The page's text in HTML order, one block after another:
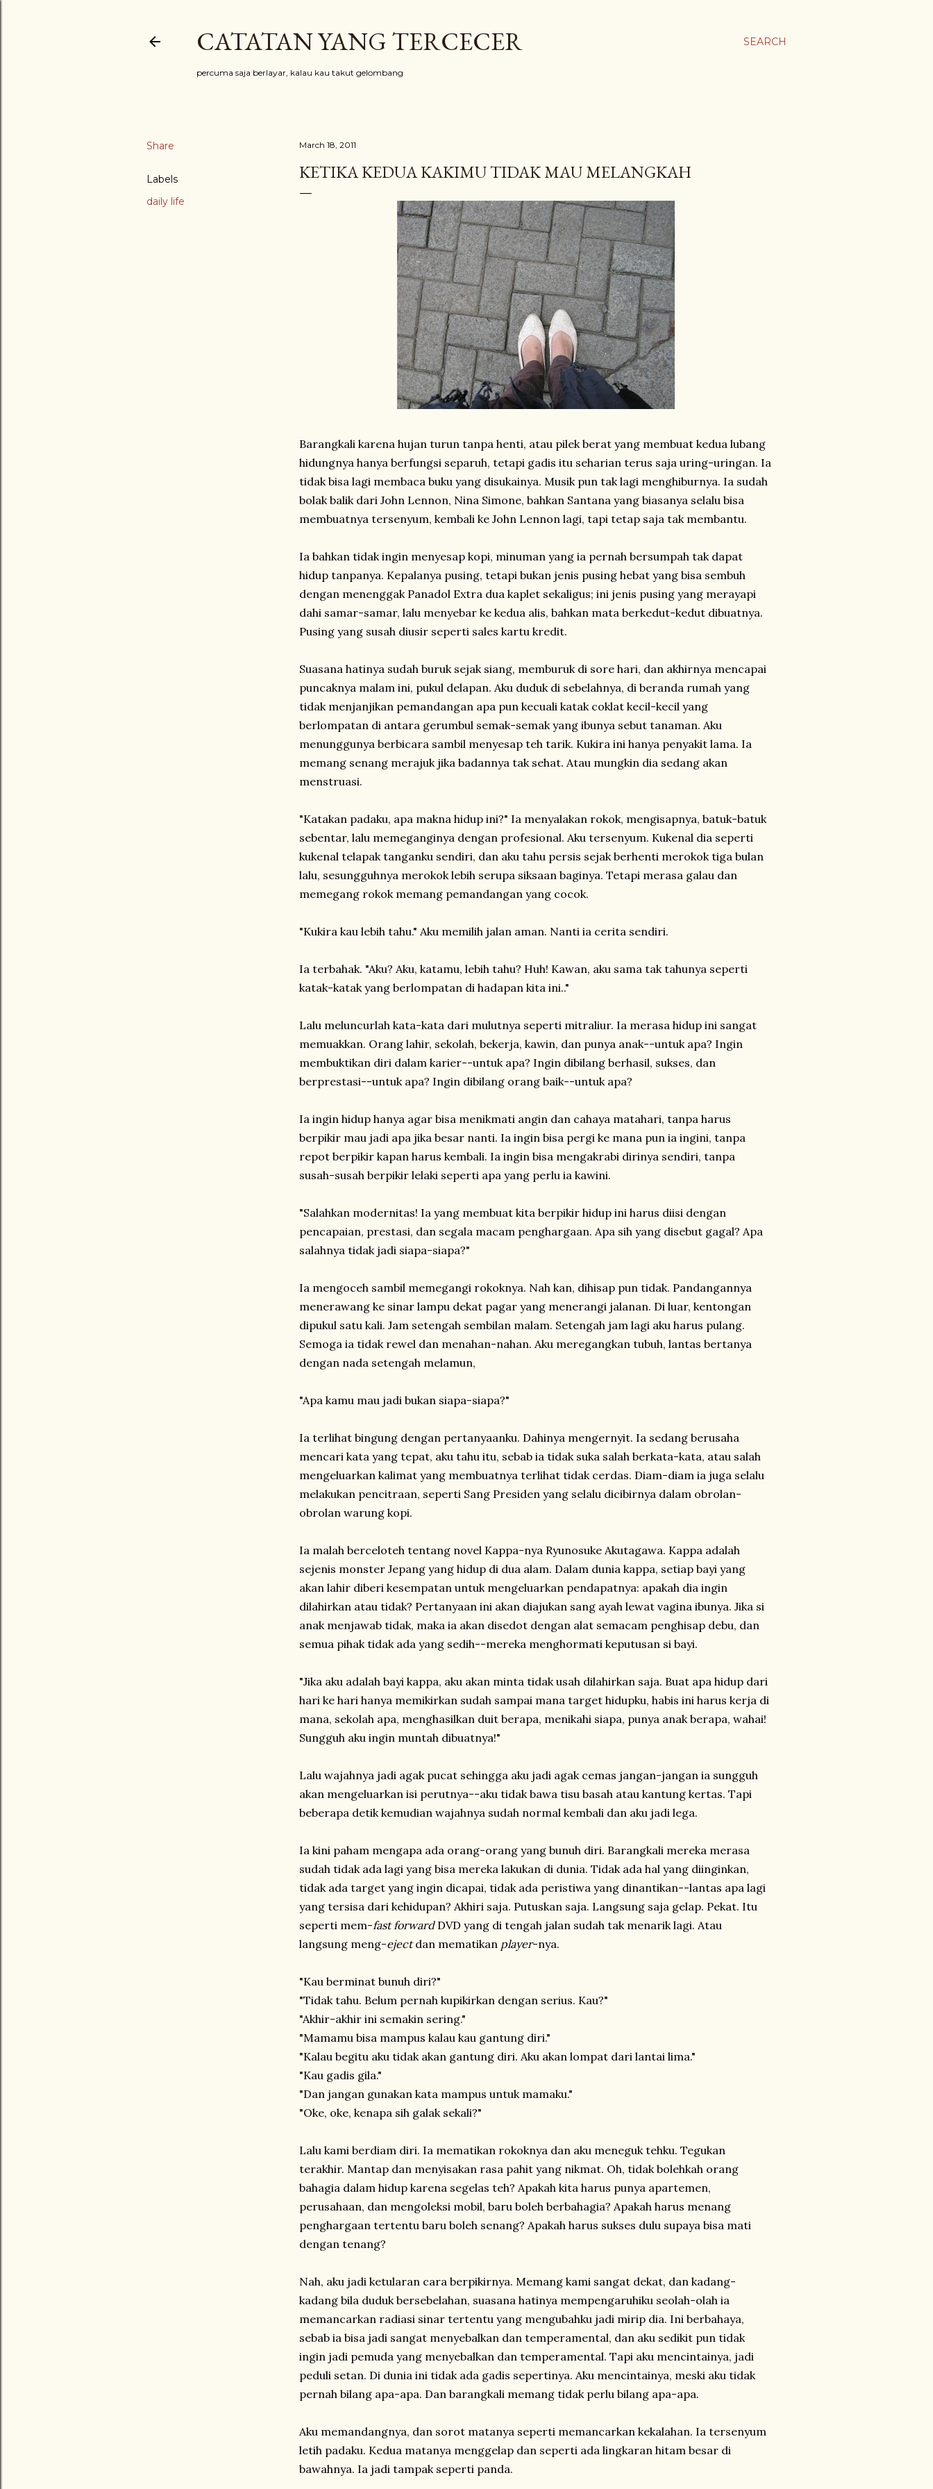
SEARCH
CATATAN YANG TERCECER
percuma saja berlayar, kalau kau takut gelombang
Share
Labels
daily life
March 18, 2011
KETIKA KEDUA KAKIMU TIDAK MAU MELANGKAH
Barangkali karena hujan turun tanpa henti, atau pilek berat yang membuat kedua lubang
hidungnya hanya berfungsi separuh, tetapi gadis itu seharian terus saja uring-uringan. Ia
tidak bisa lagi membaca buku yang disukainya. Musik pun tak lagi menghiburnya. Ia sudah
bolak balik dari John Lennon, Nina Simone, bahkan Santana yang biasanya selalu bisa
membuatnya tersenyum, kembali ke John Lennon lagi, tapi tetap saja tak membantu.
Ia bahkan tidak ingin menyesap kopi, minuman yang ia pernah bersumpah tak dapat
hidup tanpanya. Kepalanya pusing, tetapi bukan jenis pusing hebat yang bisa sembuh
dengan menenggak Panadol Extra dua kaplet sekaligus; ini jenis pusing yang merayapi
dahi samar-samar, lalu menyebar ke kedua alis, bahkan mata berkedut-kedut dibuatnya.
Pusing yang susah diusir seperti sales kartu kredit.
Suasana hatinya sudah buruk sejak siang, memburuk di sore hari, dan akhirnya mencapai
puncaknya malam ini, pukul delapan. Aku duduk di sebelahnya, di beranda rumah yang
tidak menjanjikan pemandangan apa pun kecuali katak coklat kecil-kecil yang
berlompatan di antara gerumbul semak-semak yang ibunya sebut tanaman. Aku
menunggunya berbicara sambil menyesap teh tarik. Kukira ini hanya penyakit lama. Ia
memang senang merajuk jika badannya tak sehat. Atau mungkin dia sedang akan
menstruasi.
"Katakan padaku, apa makna hidup ini?" Ia menyalakan rokok, mengisapnya, batuk-batuk
sebentar, lalu memeganginya dengan profesional. Aku tersenyum. Kukenal dia seperti
kukenal telapak tanganku sendiri, dan aku tahu persis sejak berhenti merokok tiga bulan
lalu, sesungguhnya merokok lebih serupa siksaan baginya. Tetapi merasa galau dan
memegang rokok memang pemandangan yang cocok.
"Kukira kau lebih tahu." Aku memilih jalan aman. Nanti ia cerita sendiri.
Ia terbahak. "Aku? Aku, katamu, lebih tahu? Huh! Kawan, aku sama tak tahunya seperti
katak-katak yang berlompatan di hadapan kita ini.."
Lalu meluncurlah kata-kata dari mulutnya seperti mitraliur. Ia merasa hidup ini sangat
memuakkan. Orang lahir, sekolah, bekerja, kawin, dan punya anak--untuk apa? Ingin
membuktikan diri dalam karier--untuk apa? Ingin dibilang berhasil, sukses, dan
berprestasi--untuk apa? Ingin dibilang orang baik--untuk apa?
Ia ingin hidup hanya agar bisa menikmati angin dan cahaya matahari, tanpa harus
berpikir mau jadi apa jika besar nanti. Ia ingin bisa pergi ke mana pun ia ingini, tanpa
repot berpikir kapan harus kembali. Ia ingin bisa mengakrabi dirinya sendiri, tanpa
susah-susah berpikir lelaki seperti apa yang perlu ia kawini.
"Salahkan modernitas! Ia yang membuat kita berpikir hidup ini harus diisi dengan
pencapaian, prestasi, dan segala macam penghargaan. Apa sih yang disebut gagal? Apa
salahnya tidak jadi siapa-siapa?"
Ia mengoceh sambil memegangi rokoknya. Nah kan, dihisap pun tidak. Pandangannya
menerawang ke sinar lampu dekat pagar yang menerangi jalanan. Di luar, kentongan
dipukul satu kali. Jam setengah sembilan malam. Setengah jam lagi aku harus pulang.
Semoga ia tidak rewel dan menahan-nahan. Aku meregangkan tubuh, lantas bertanya
dengan nada setengah melamun,
"Apa kamu mau jadi bukan siapa-siapa?"
Ia terlihat bingung dengan pertanyaanku. Dahinya mengernyit. Ia sedang berusaha
mencari kata yang tepat, aku tahu itu, sebab ia tidak suka salah berkata-kata, atau salah
mengeluarkan kalimat yang membuatnya terlihat tidak cerdas. Diam-diam ia juga selalu
melakukan pencitraan, seperti Sang Presiden yang selalu dicibirnya dalam obrolan-
obrolan warung kopi.
Ia malah berceloteh tentang novel Kappa-nya Ryunosuke Akutagawa. Kappa adalah
sejenis monster Jepang yang hidup di dua alam. Dalam dunia kappa, setiap bayi yang
akan lahir diberi kesempatan untuk mengeluarkan pendapatnya: apakah dia ingin
dilahirkan atau tidak? Pertanyaan ini akan diajukan sang ayah lewat vagina ibunya. Jika si
anak menjawab tidak, maka ia akan disedot dengan alat semacam penghisap debu, dan
semua pihak tidak ada yang sedih--mereka menghormati keputusan si bayi.
"Jika aku adalah bayi kappa, aku akan minta tidak usah dilahirkan saja. Buat apa hidup dari
hari ke hari hanya memikirkan sudah sampai mana target hidupku, habis ini harus kerja di
mana, sekolah apa, menghasilkan duit berapa, menikahi siapa, punya anak berapa, wahai!
Sungguh aku ingin muntah dibuatnya!"
Lalu wajahnya jadi agak pucat sehingga aku jadi agak cemas jangan-jangan ia sungguh
akan mengeluarkan isi perutnya--aku tidak bawa tisu basah atau kantung kertas. Tapi
beberapa detik kemudian wajahnya sudah normal kembali dan aku jadi lega.
Ia kini paham mengapa ada orang-orang yang bunuh diri. Barangkali mereka merasa
sudah tidak ada lagi yang bisa mereka lakukan di dunia. Tidak ada hal yang diinginkan,
tidak ada target yang ingin dicapai, tidak ada peristiwa yang dinantikan--lantas apa lagi
yang tersisa dari kehidupan? Akhiri saja. Putuskan saja. Langsung saja gelap. Pekat. Itu
seperti mem-fast forwardDVD yang di tengah jalan sudah tak menarik lagi. Atau
langsung meng-ejectdan mematikan player-nya.
"Kau berminat bunuh diri?"
"Tidak tahu. Belum pernah kupikirkan dengan serius. Kau?"
"Akhir-akhir ini semakin sering."
"Mamamu bisa mampus kalau kau gantung diri."
"Kalau begitu aku tidak akan gantung diri. Aku akan lompat dari lantai lima."
"Kau gadis gila."
"Dan jangan gunakan kata mampus untuk mamaku."
"Oke, oke, kenapa sih galak sekali?"
Lalu kami berdiam diri. Ia mematikan rokoknya dan aku meneguk tehku. Tegukan
terakhir. Mantap dan menyisakan rasa pahit yang nikmat. Oh, tidak bolehkah orang
bahagia dalam hidup karena segelas teh? Apakah kita harus punya apartemen,
perusahaan, dan mengoleksi mobil, baru boleh berbahagia? Apakah harus menang
penghargaan tertentu baru boleh senang? Apakah harus sukses dulu supaya bisa mati
dengan tenang?
Nah, aku jadi ketularan cara berpikirnya. Memang kami sangat dekat, dan kadang-
kadang bila duduk bersebelahan, suasana hatinya mempengaruhiku seolah-olah ia
memancarkan radiasi sinar tertentu yang mengubahku jadi mirip dia. Ini berbahaya,
sebab ia bisa jadi sangat menyebalkan dan temperamental, dan aku sedikit pun tidak
ingin jadi pemuda yang menyebalkan dan temperamental. Tapi aku mencintainya, jadi
peduli setan. Di dunia ini tidak ada gadis sepertinya. Aku mencintainya, meski aku tidak
pernah bilang apa-apa. Dan barangkali memang tidak perlu bilang apa-apa.
Aku memandangnya, dan sorot matanya seperti memancarkan kekalahan. Ia tersenyum
letih padaku. Kedua matanya menggelap dan seperti ada lingkaran hitam besar di
bawahnya. Ia jadi tampak seperti panda.